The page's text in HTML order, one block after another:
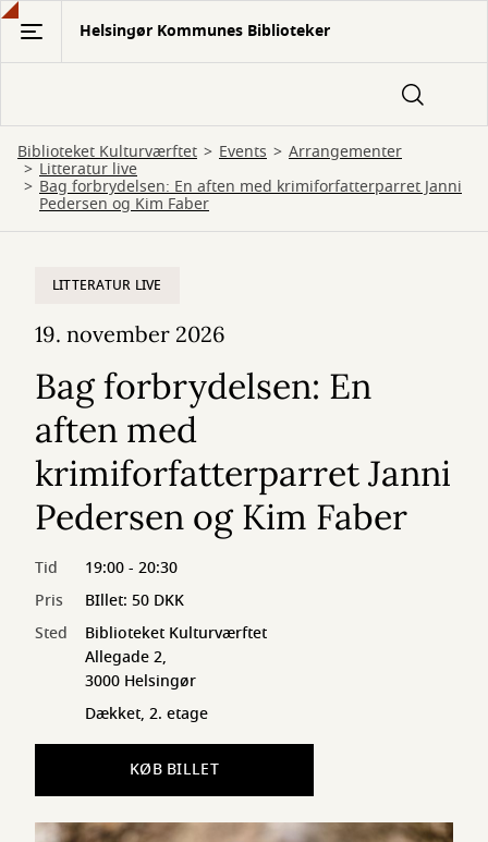
Gå
hovedindhold
Helsingør Kommunes Biblioteker
Biblioteket Kulturværftet Events Arrangementer
Litteratur live
Bag forbrydelsen: En aften med krimiforfatterparret Janni
Pedersen og Kim Faber
LITTERATUR LIVE
19. november 2026
Bag forbrydelsen: En
aften med
krimiforfatterparret Janni
Pedersen og Kim Faber
Tid
19:00 - 20:30
Pris
BIllet: 50 DKK
Sted
Biblioteket Kulturværftet
Allegade 2,
3000 Helsingør
Dækket, 2. etage
KØB BILLET